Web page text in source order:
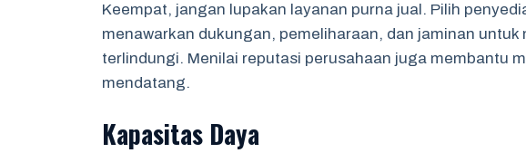
Keempat, jangan lupakan layanan purna jual. Pilih
menawarkan dukungan, pemeliharaan, dan jaminan
terlindungi. Menilai reputasi perusahaan juga membantu
mendatang.
Kapasitas Daya